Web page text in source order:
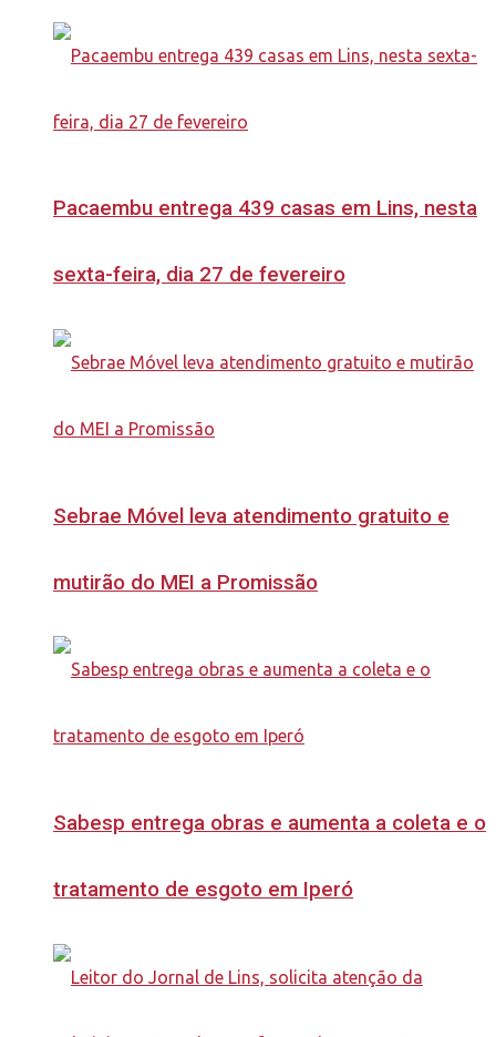
Pacaembu entrega 439 casas em Lins, nesta
sexta-feira, dia 27 de fevereiro
Sebrae Móvel leva atendimento gratuito e
mutirão do MEI a Promissão
Sabesp entrega obras e aumenta a coleta e o
tratamento de esgoto em Iperó